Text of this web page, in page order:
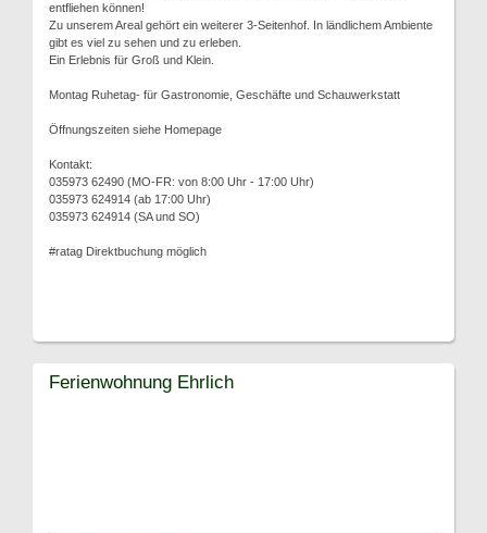
entfliehen können!
Zu unserem Areal gehört ein weiterer 3-Seitenhof. In ländlichem Ambiente
gibt es viel zu sehen und zu erleben.
Ein Erlebnis für Groß und Klein.
Montag Ruhetag- für Gastronomie, Geschäfte und Schauwerkstatt
Öffnungszeiten siehe Homepage
Kontakt:
035973 62490 (MO-FR: von 8:00 Uhr - 17:00 Uhr)
035973 624914 (ab 17:00 Uhr)
035973 624914 (SA und SO)
#ratag Direktbuchung möglich
Ferienwohnung Ehrlich